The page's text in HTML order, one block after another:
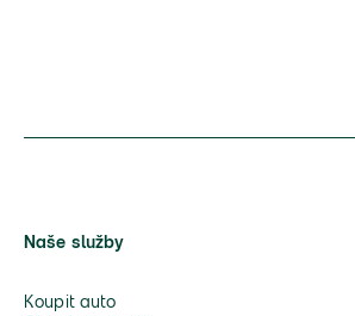
Naše služby
Koupit auto